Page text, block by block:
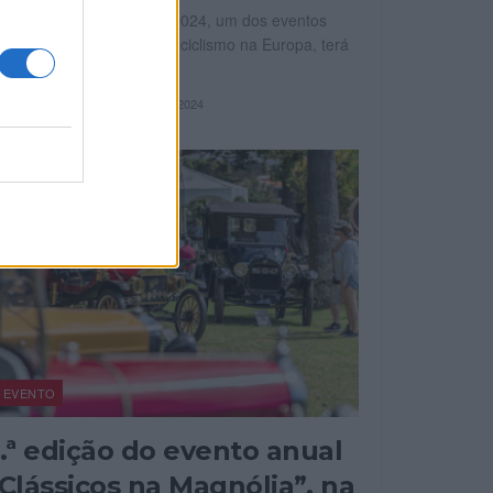
European Bike Week de 2024, um dos eventos
emblemáticos do motociclismo na Europa, terá
de 3 a...
10 AGOSTO, 2024
EVENTO
edição do evento anual
na Magnólia”, na